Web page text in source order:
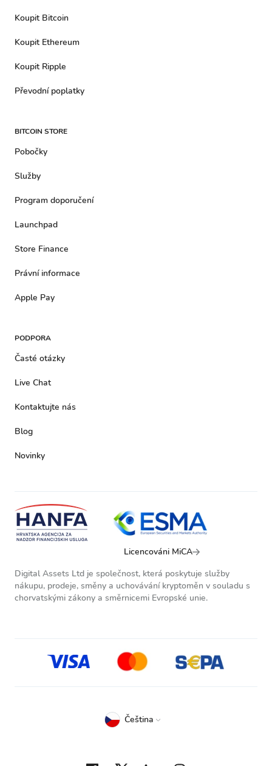
Koupit Bitcoin
Koupit Ethereum
Koupit Ripple
Převodní poplatky
BITCOIN STORE
Pobočky
Služby
Program doporučení
Launchpad
Store Finance
Právní informace
Apple Pay
PODPORA
Časté otázky
Live Chat
Kontaktujte nás
Blog
Novinky
Licencováni MiCA
Digital Assets Ltd je společnost, která poskytuje služby
nákupu, prodeje, směny a uchovávání kryptoměn v souladu s
chorvatskými zákony a směrnicemi Evropské unie.
Čeština